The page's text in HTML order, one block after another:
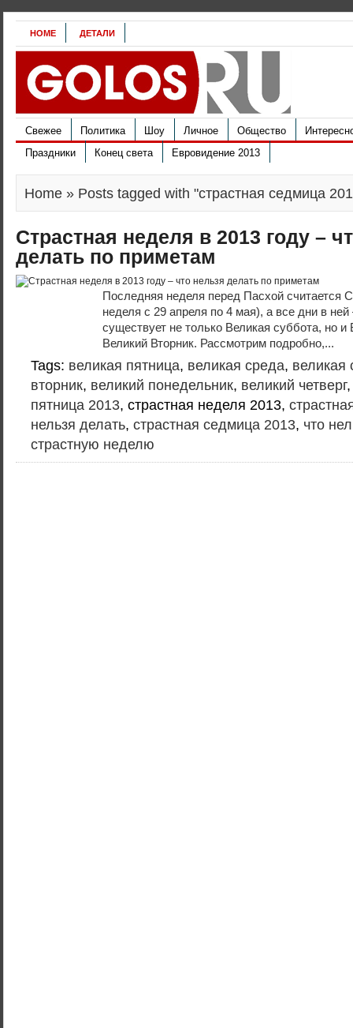
HOME ДЕТАЛИ
Свежее Политика Шоу Личное Общество
Праздники
Конец света Евровидение 2013
Home » Posts tagged with "страстная седмица
Страстная неделя в 2013 году –
делать по приметам
Последняя неделя перед Пасхой считается
неделя с 29 апреля по 4 мая), а все дни в
существует не только Великая суббота, но
Великий Вторник. Рассмотрим подробно,...
Tags: великая пятница, великая среда, великая
вторник, великий понедельник, великий четверг
пятница 2013, страстная неделя 2013,
нельзя делать, страстная седмица 2013, что
страстную неделю